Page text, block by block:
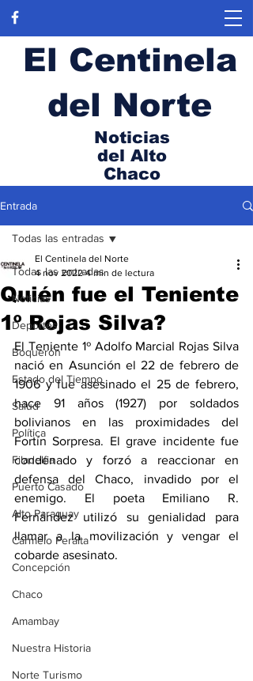
El Centinela
del Norte
Noticias
del Alto
Chaco
Entrada
Todas las entradas
Noticias
Deportes
Boquerón
Estado del Tiempo
Salud
Política
Filadelfia
Puerto Casado
Alto Paraguay
Carmelo Peralta
Concepción
Chaco
Amambay
Nuestra Historia
Norte Turismo
Todas las entradas
Quién fue el Teniente
1º Rojas Silva?
El Centinela del Norte
4 nov 2022 4 min de lectura
El Teniente 1º Adolfo Marcial Rojas Silva
nació en Asunción el 22 de febrero de
1906 y fue asesinado el 25 de febrero,
hace 91 años (1927) por soldados
bolivianos en las proximidades del
Fortín Sorpresa. El grave incidente fue
condenado y forzó a reaccionar en
defensa del Chaco, invadido por el
enemigo. El poeta Emiliano R.
Fernández utilizó su genialidad para
llamar a la movilización y vengar el
cobarde asesinato.